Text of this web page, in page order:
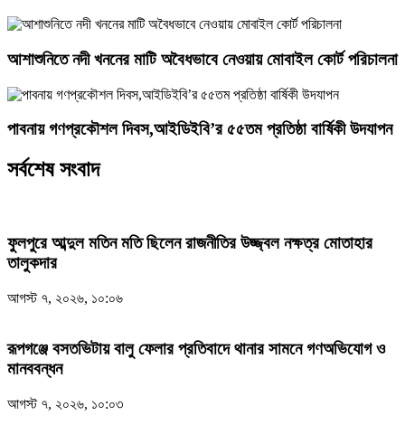
আশাশুনিতে নদী খননের মাটি অবৈধভাবে নেওয়ায় মোবাইল কোর্ট পরিচালনা
পাবনায় গণপ্রকৌশল দিবস,আইডিইবি’র ৫৫তম প্রতিষ্ঠা বার্ষিকী উদযাপন
সর্বশেষ সংবাদ
ফুলপুরে আব্দুল মতিন মতি ছিলেন রাজনীতির উজ্জ্বল নক্ষত্র মোতাহার
তালুকদার
আগস্ট ৭, ২০২৬, ১০:০৬
রূপগঞ্জে বসতভিটায় বালু ফেলার প্রতিবাদে থানার সামনে গণঅভিযোগ ও
মানববন্ধন
আগস্ট ৭, ২০২৬, ১০:০৩